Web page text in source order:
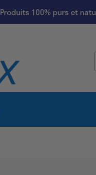
Produits 100% purs et